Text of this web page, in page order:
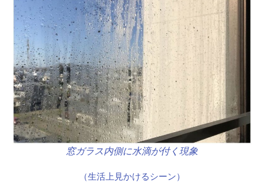
窓ガラス内側に水滴が付く現象
（生活上見かけるシーン）